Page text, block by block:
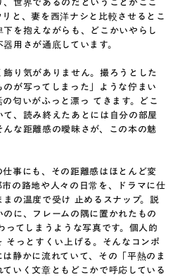
と、妻を西洋ナシと比較させるとこ
を抱えながらも、どこかいやらし
用さが通底しています。
り気がありません。撮ろうとした
が写ってしまった」ような佇まい
匂いがふっと漂っ てきます。どこ
、読み終えたあとには自分の部屋
な距離感の曖昧さが、この本の魅
事にも、その距離感はほとんど変
の路地や人々の日常を、ドラマに仕
の温度で受け 止めるスナップ。説
に、フレームの隅に置かれたもの
ってしまうような写真です。個人的
そっとすくい上げる。そんなコンポ
静かに流れていて、その「平熱のま
いく文章ともどこかで呼応している